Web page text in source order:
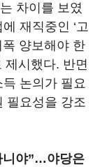
차이를 보였
재직중인 ‘고
폭 양보해야 한
제시했다. 반면
논의가 필요
필요성을 강조
니야”…야당은